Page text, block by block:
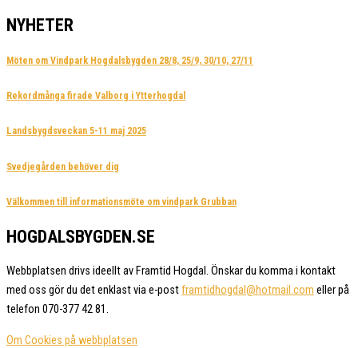
NYHETER
Möten om Vindpark Hogdalsbygden 28/8, 25/9, 30/10, 27/11
Rekordmånga firade Valborg i Ytterhogdal
Landsbygdsveckan 5-11 maj 2025
Svedjegården behöver dig
Välkommen till informationsmöte om vindpark Grubban
HOGDALSBYGDEN.SE
Webbplatsen drivs ideellt av Framtid Hogdal. Önskar du komma i kontakt
med oss gör du det enklast via e-postframtidhogdal@hotmail.com eller på
telefon 070-377 42 81.
Om Cookies på webbplatsen